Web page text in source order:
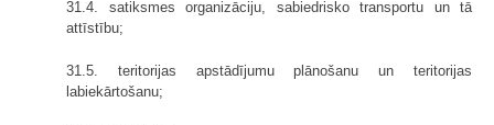
31.4. satiksmes organizāciju, sabiedrisko transportu un tā
attīstību;
31.5. teritorijas apstādījumu plānošanu un teritorijas
labiekārtošanu;